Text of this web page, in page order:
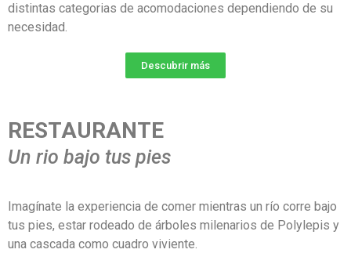
distintas categorias de acomodaciones dependiendo de su
necesidad.
Descubrir más
RESTAURANTE
Un rio bajo tus pies
Imagínate la experiencia de comer mientras un río corre bajo
tus pies, estar rodeado de árboles milenarios de Polylepis y
una cascada como cuadro viviente.